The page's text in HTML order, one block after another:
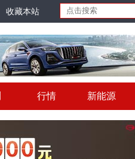
收藏本站
行情 新能源